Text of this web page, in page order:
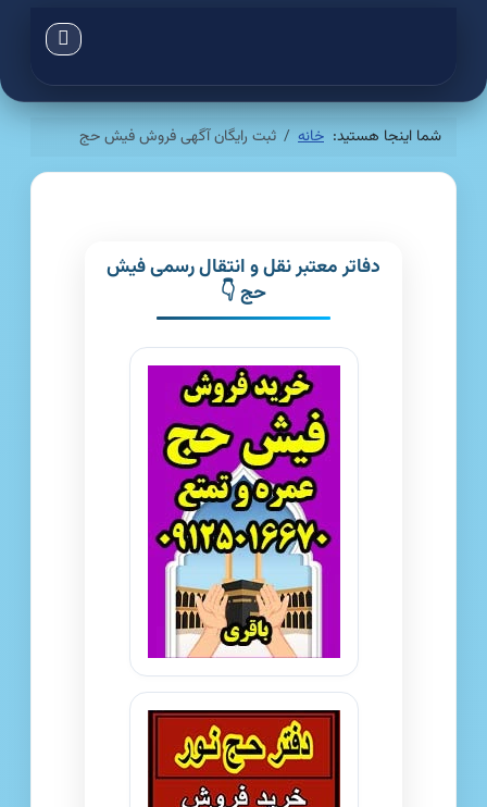
شما اینجا هستید: خانه ثبت رایگان آگهی فروش فیش حج
دفاتر معتبر نقل و انتقال رسمی فیش
حج 👇